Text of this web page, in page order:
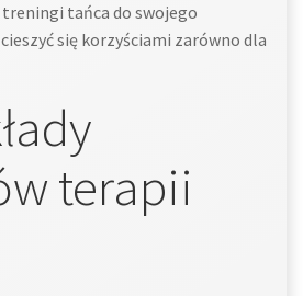
tańca do swojego
się korzyściami zarówno dla
terapii